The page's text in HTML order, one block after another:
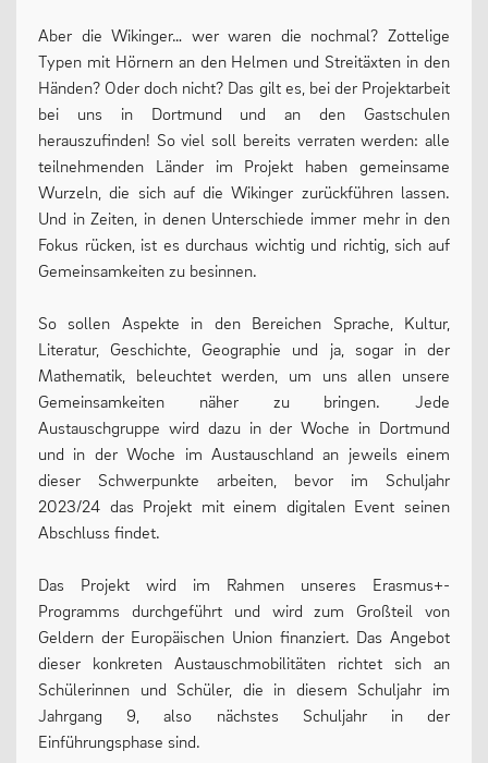
Mittelstufe
Oberstufe
Wettbewerbe
Forschung
Fordern & Fördern
SERVICE
Anfahrt
Krankmeldung
Downloads
Stundenpläne
Kontakt
Aber die Wikinger… wer waren die nochmal? Zottelige
Typen mit Hörnern an den Helmen und Streitäxten in den
Händen? Oder doch nicht? Das gilt es, bei der Projektarbeit
bei uns in Dortmund und an den Gastschulen
herauszufinden! So viel soll bereits verraten werden: alle
teilnehmenden Länder im Projekt haben gemeinsame
Wurzeln, die sich auf die Wikinger zurückführen lassen.
Und in Zeiten, in denen Unterschiede immer mehr in den
Fokus rücken, ist es durchaus wichtig und richtig, sich auf
Gemeinsamkeiten zu besinnen.
So sollen Aspekte in den Bereichen Sprache, Kultur,
Literatur, Geschichte, Geographie und ja, sogar in der
Mathematik, beleuchtet werden, um uns allen unsere
Gemeinsamkeiten näher zu bringen. Jede
Austauschgruppe wird dazu in der Woche in Dortmund
und in der Woche im Austauschland an jeweils einem
dieser Schwerpunkte arbeiten, bevor im Schuljahr
2023/24 das Projekt mit einem digitalen Event seinen
Abschluss findet.
Das Projekt wird im Rahmen unseres Erasmus+-
Programms durchgeführt und wird zum Großteil von
Geldern der Europäischen Union finanziert. Das Angebot
dieser konkreten Austauschmobilitäten richtet sich an
Schülerinnen und Schüler, die in diesem Schuljahr im
Jahrgang 9, also nächstes Schuljahr in der
Einführungsphase sind.